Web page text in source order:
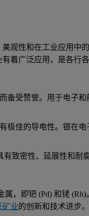
观性和在工业应用中
着广泛应用，是各行
备受赞誉。用于电子
极佳的导电性。银在
有致密性、延展性和耐
，即钯 (Pd) 和铑
矿业的创新和技术进步